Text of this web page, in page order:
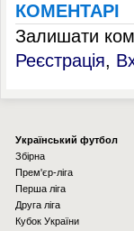
КОМЕНТАРІ
Залишати
Реєстрація,
Українcький футбол
Збірна
Прем'єр-ліга
Перша ліга
Друга ліга
Кубок України